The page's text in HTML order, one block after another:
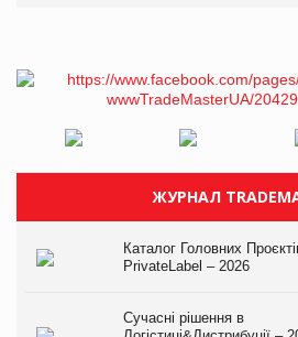
ЖУРНАЛ
Каталог Головних
PrivateLabel – 2026
Сучасні рішення в